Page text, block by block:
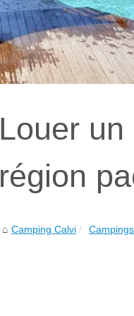
Louer
région
Camping Calvi